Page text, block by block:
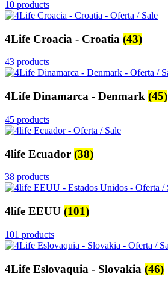
10 products
4Life Croacia - Croatia (43)
43 products
4Life Dinamarca - Denmark (45)
45 products
4life Ecuador (38)
38 products
4life EEUU (101)
101 products
4Life Eslovaquia - Slovakia (46)